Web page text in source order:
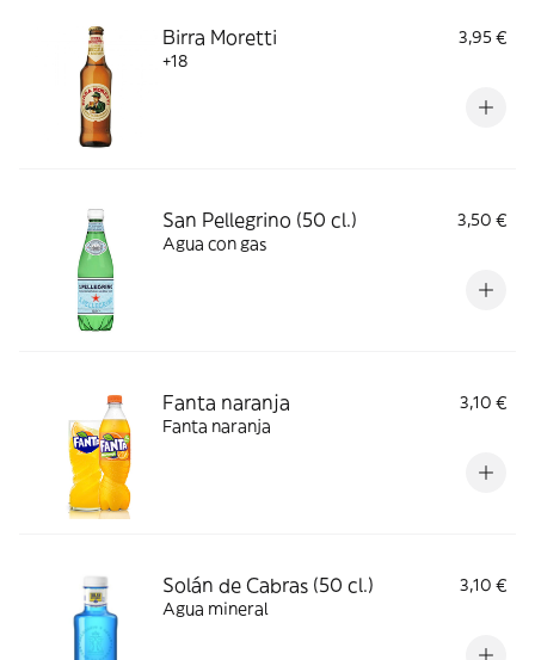
Birra Moretti
3,95 €
+18
San Pellegrino (50 cl.)
3,50 €
Agua con gas
Fanta naranja
3,10 €
Fanta naranja
Solán de Cabras (50 cl.)
3,10 €
Agua mineral